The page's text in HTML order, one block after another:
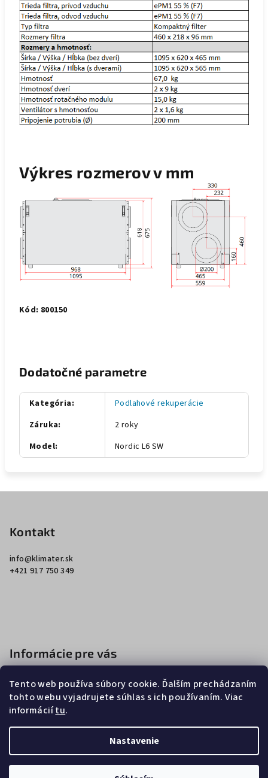
Tento web používa súbory cookie. Ďalším prechádzaním
tohto webu vyjadrujete súhlas s ich používaním. Viac
informáciítu.
Nastavenie
Výkres rozmerov v mm
Kód: 800150
Dodatočné parametre
Kategória:
Podlahové rekuperácie
Záruka:
2 roky
Model: Nordic L6 SW
Kontakt
info@klimater.sk
+421 917 750 349
Informácie pre vás
Ako nakupovať
Obchodné podmienky
Podmienky ochrany osobných údajov